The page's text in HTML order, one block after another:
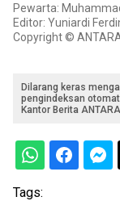
Pewarta:
Editor: Yuniardi
Copyright ©
Dilarang keras
pengindeksan
Kantor Berita ANTARA.
Tags: